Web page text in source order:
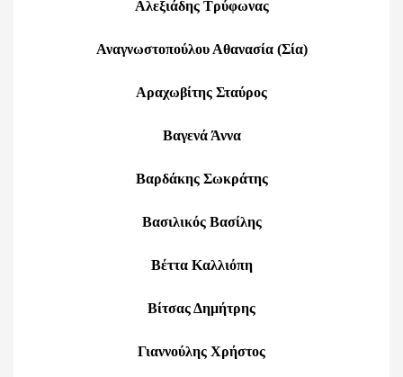
Αλεξιάδης Τρύφωνας
Αναγνωστοπούλου Αθανασία (Σία)
Αραχωβίτης Σταύρος
Βαγενά Άννα
Βαρδάκης Σωκράτης
Βασιλικός Βασίλης
Βέττα Καλλιόπη
Βίτσας Δημήτρης
Γιαννούλης Χρήστος